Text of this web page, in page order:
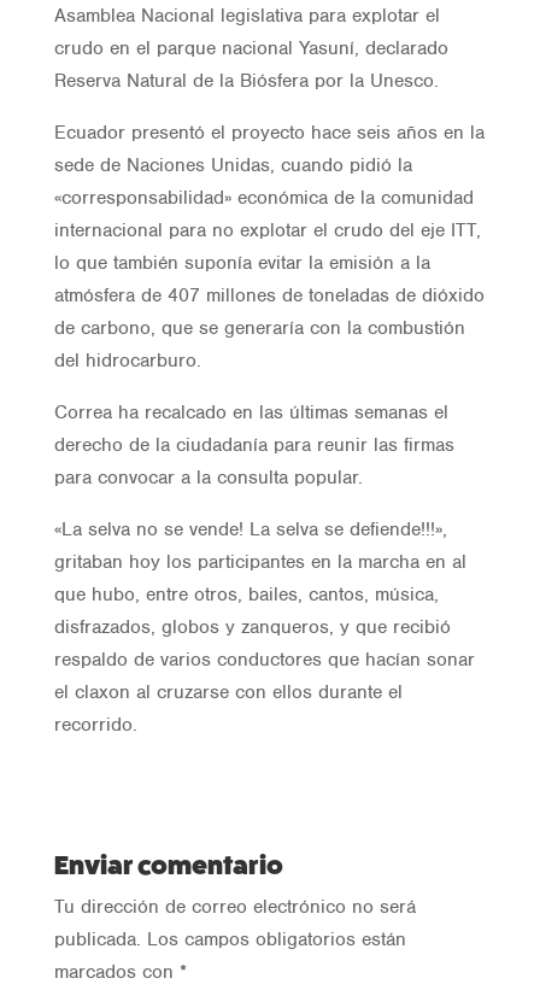
Asamblea Nacional legislativa para explotar el
crudo en el parque nacional Yasuní, declarado
Reserva Natural de la Biósfera por la Unesco.
Ecuador presentó el proyecto hace seis años en la
sede de Naciones Unidas, cuando pidió la
«corresponsabilidad» económica de la comunidad
internacional para no explotar el crudo del eje ITT,
lo que también suponía evitar la emisión a la
atmósfera de 407 millones de toneladas de dióxido
de carbono, que se generaría con la combustión
del hidrocarburo.
Correa ha recalcado en las últimas semanas el
derecho de la ciudadanía para reunir las firmas
para convocar a la consulta popular.
«La selva no se vende! La selva se defiende!!!»,
gritaban hoy los participantes en la marcha en al
que hubo, entre otros, bailes, cantos, música,
disfrazados, globos y zanqueros, y que recibió
respaldo de varios conductores que hacían sonar
el claxon al cruzarse con ellos durante el
recorrido.
Enviar comentario
Tu dirección de correo electrónico no será
publicada. Los campos obligatorios están
marcados con *